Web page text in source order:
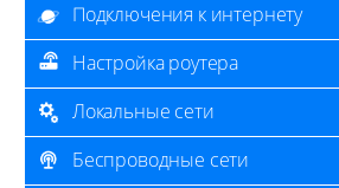
Подключения к интернету
Настройка роутера
Локальные сети
Беспроводные сети